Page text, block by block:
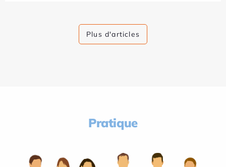
Plus d'articles
Pratique